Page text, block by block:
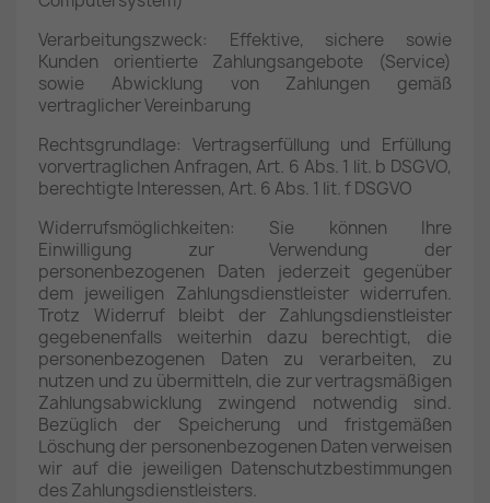
Verarbeitungszweck: Effektive, sichere sowie
Kunden orientierte Zahlungsangebote (Service)
sowie Abwicklung von Zahlungen gemäß
vertraglicher Vereinbarung
Rechtsgrundlage: Vertragserfüllung und Erfüllung
vorvertraglichen Anfragen, Art. 6 Abs. 1 lit. b DSGVO,
berechtigte Interessen, Art. 6 Abs. 1 lit. f DSGVO
Widerrufsmöglichkeiten: Sie können Ihre
Einwilligung zur Verwendung der
personenbezogenen Daten jederzeit gegenüber
dem jeweiligen Zahlungsdienstleister widerrufen.
Trotz Widerruf bleibt der Zahlungsdienstleister
gegebenenfalls weiterhin dazu berechtigt, die
personenbezogenen Daten zu verarbeiten, zu
nutzen und zu übermitteln, die zur vertragsmäßigen
Zahlungsabwicklung zwingend notwendig sind.
Bezüglich der Speicherung und fristgemäßen
Löschung der personenbezogenen Daten verweisen
wir auf die jeweiligen Datenschutzbestimmungen
des Zahlungsdienstleisters.